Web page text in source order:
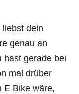
dein
genau an
hast gerade bei
mal drüber
E Bike wäre,